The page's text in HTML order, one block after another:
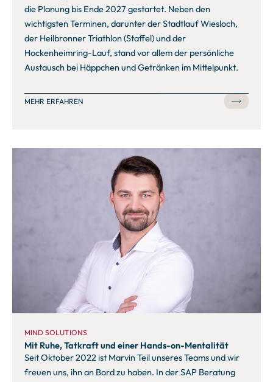
die Planung bis Ende 2027 gestartet. Neben den
wichtigsten Terminen, darunter der Stadtlauf Wiesloch,
der Heilbronner Triathlon (Staffel) und der
Hockenheimring-Lauf, stand vor allem der persönliche
Austausch bei Häppchen und Getränken im Mittelpunkt.
MEHR ERFAHREN
MIND SOLUTIONS
Mit Ruhe, Tatkraft und einer Hands-on-Mentalität
Seit Oktober 2022 ist Marvin Teil unseres Teams und wir
freuen uns, ihn an Bord zu haben. In der SAP Beratung